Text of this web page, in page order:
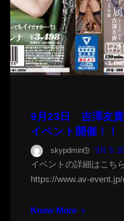
9月23日 吉澤友貴
イベント開催！！
skypdmin 9月 9,
イベントの詳細はこち
https://www.av-
Know More